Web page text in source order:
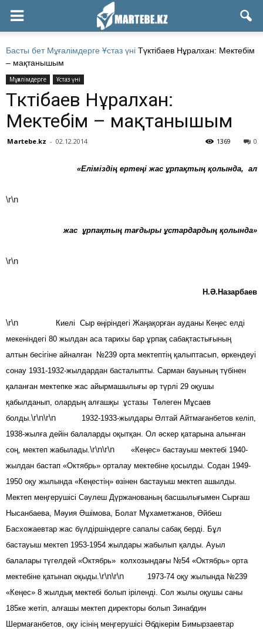
Басты бет Мұғалімдерге Ұстаз үні Түктібаев Нұралхан: Мектебім
– мақтанышым
Мұғалімдерге Ұстаз үні
Түктібаев Нұралхан:
Мектебім – мақтанышым
Martebe.kz - 02.12.2014 0
1369
«Еліміздің ертеңі жас ұрпақтың қолында, ал
\r\n
жас ұрпақтың тағдыры ұстардардың қолында»
\r\n
Н.Ә.Назарбаев
\r\n Киелі Сыр өңіріндегі Жаңақорған ауданы Кеңес елді
мекеніндегі 80 жылдан аса тарихы бар ұрпақ сабақтастығының
алтын бесігіне айналған №239 орта мектептің қалыптасып, өркендеуі
сонау 1931-1932-жылдардан басталыпты. Сарман бауының түбінен
қаланған мектепке жас айырмашылығы әр түрлі 29 оқушы
қабылданып, олардың алғашқы ұстазы Төлеген Мұсаев
болды.\r\n\r\n 1932-1933-жылдары Әлтай Айтмағанбетов келіп,
1938-жылға дейін балаларды оқытқан. Ол әскер қатарына алынған
соң, мектеп жабылады.\r\n\r\n «Кеңес» бастауыш мектебі 1940-
жылдан бастап «Октябрь» орталау мектебіне қосылды. Содан 1949-
1950 оқу жылында «Кеңестің» өзінен бастауыш мектеп ашылды.
Мектеп меңгерушісі Сәулеш Дүржанованың басшылығымен Сырғаш
Нысанбаева, Мәуия Әшімова, Болат Мұхаметжанов, Әйбеш
Басхожаевтар жас бүлдіршіндерге сапалы сабақ берді. Бұл
бастауыш мектеп 1953-1954 жылдары жабылып қалды. Ауыл
балалары түгелдей «Октябрь» колхозындағы №54 «Октябрь» орта
мектебіне қатынап оқыды.\r\n\r\n 1973-74 оқу жылында №239
«Кеңес» 8 жылдық мектебі болып іріленді. Сол жылы оқушы саны
185ке жетіп, алғашы мектеп директоры болып Зинабдин
Шермағанбетов, оқу ісінің меңгерушісі Әбдікерім Бимырзаевтар